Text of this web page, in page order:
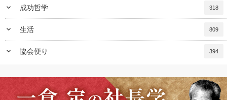
keyboard_arrow_down 成功哲学 318
keyboard_arrow_down 生活 809
keyboard_arrow_down 協会便り 394